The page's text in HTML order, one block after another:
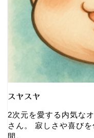
スヤスヤ
2次元を愛する内気な
さん。 寂しさや喜び